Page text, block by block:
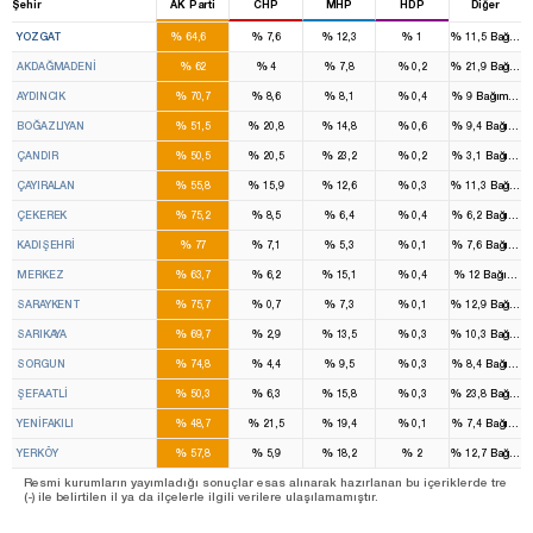
Şehir AK Parti CHP MHP HDP Diğer
YOZGAT %64,6
4
%7,6 %12,3 % 1 % 11,5
AKDAĞMADENİ %62 %4 % 7,8 %0,2 % 21,9
AYDINCIK %70,7 %8,6 % 8,1 %0,4 % 9 Bağımsız
BOĞAZLIYAN %51,5 % 20,8 %14,8 %0,6 % 9,4
ÇANDIR %50,5 % 20,5 %23,2 %0,2 % 3,1
ÇAYIRALAN %55,8 % 15,9 %12,6 %0,3 % 11,3
ÇEKEREK %75,2 %8,5 % 6,4 %0,4 % 6,2
KADIŞEHRİ %77 %7,1 % 5,3 %0,1 % 7,6
MERKEZ %63,7 %6,2 %15,1 %0,4 %12Bağımsız
SARAYKENT %75,7 %0,7 % 7,3 %0,1 % 12,9
SARIKAYA %69,7 %2,9 %13,5 %0,3 % 10,3
SORGUN %74,8 %4,4 % 9,5 %0,3 % 8,4
ŞEFAATLİ %50,3 %6,3 %15,8 %0,3 % 23,8
YENİFAKILI %48,7 % 21,5 %19,4 %0,1 % 7,4
YERKÖY %57,8 %5,9 %18,2 % 2 % 12,7
Resmi kurumların yayımladığı sonuçlar esas alınarak hazırlanan bu içeriklerde tre
(-) ile belirtilen il ya da ilçelerle ilgili verilere ulaşılamamıştır.